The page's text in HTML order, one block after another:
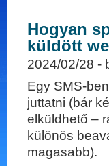
marketing és
kommunikáció
Hogyan
küldött
2024/02/28 -
Egy SMS-
juttatni (bár
elküldhető –
különös
magasabb).